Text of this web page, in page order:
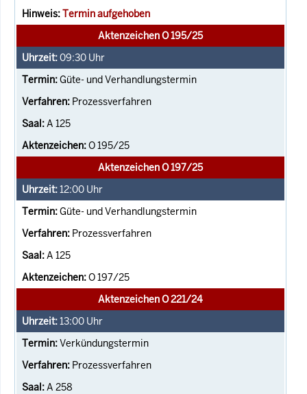
Termin aufgehoben
Aktenzeichen O 195/25
09:30 Uhr
Güte- und Verhandlungstermin
Prozessverfahren
A 125
O 195/25
Aktenzeichen O 197/25
12:00 Uhr
Güte- und Verhandlungstermin
Prozessverfahren
A 125
O 197/25
Aktenzeichen O 221/24
13:00 Uhr
Verkündungstermin
Prozessverfahren
A 258